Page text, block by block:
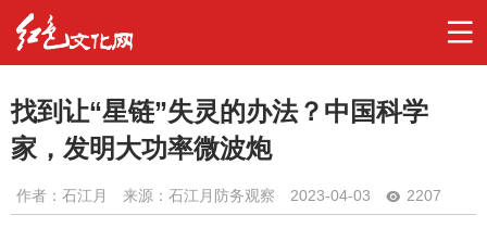
找到让“星链”失灵的办法？中国科学
家，发明大功率微波炮
作者： 石江月 来源：石江月防务观察 2023-04-03 2207